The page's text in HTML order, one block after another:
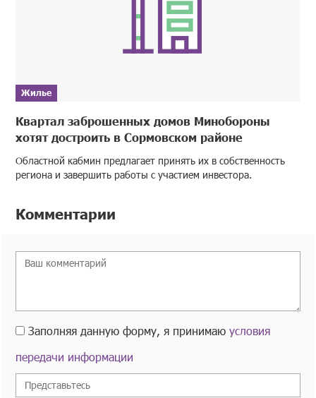
Жилье
Квартал заброшенных домов Минобороны
хотят достроить в Сормовском районе
Областной кабмин предлагает принять их в собственность
региона и завершить работы с участием инвестора.
Комментарии
Заполняя данную форму, я принимаюусловия
передачи информации